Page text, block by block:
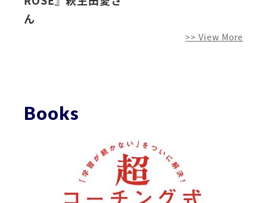
ん
>> View More
Books